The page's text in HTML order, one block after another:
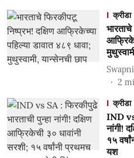
क्रीडा
2
क्रीडा
IND vs
नांगी!
१५
यश